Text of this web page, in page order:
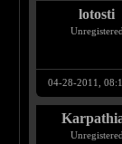
lotosti
Unregistered
04-28-2011,
Unregistered